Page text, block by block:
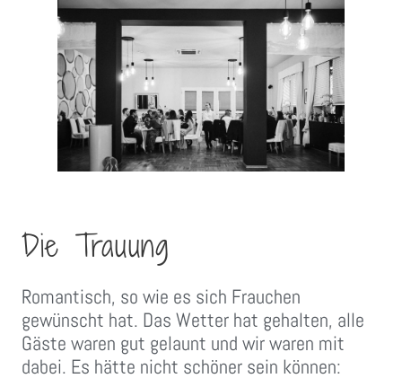
Die Trauung
Romantisch, so wie es sich Frauchen
gewünscht hat. Das Wetter hat gehalten, alle
Gäste waren gut gelaunt und wir waren mit
dabei. Es hätte nicht schöner sein können: